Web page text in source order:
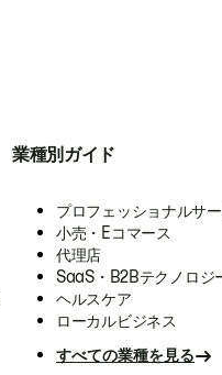
業種別ガイド
プロフェッショナルサ
小売・Eコマース
代理店
SaaS・B2Bテクノロジ
ヘルスケア
ローカルビジネス
すべての業種を見る